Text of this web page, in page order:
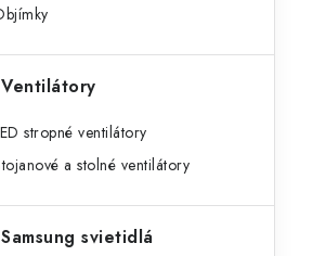
Ventilátory
stropné ventilátory
a stolné ventilátory
Samsung svietidlá